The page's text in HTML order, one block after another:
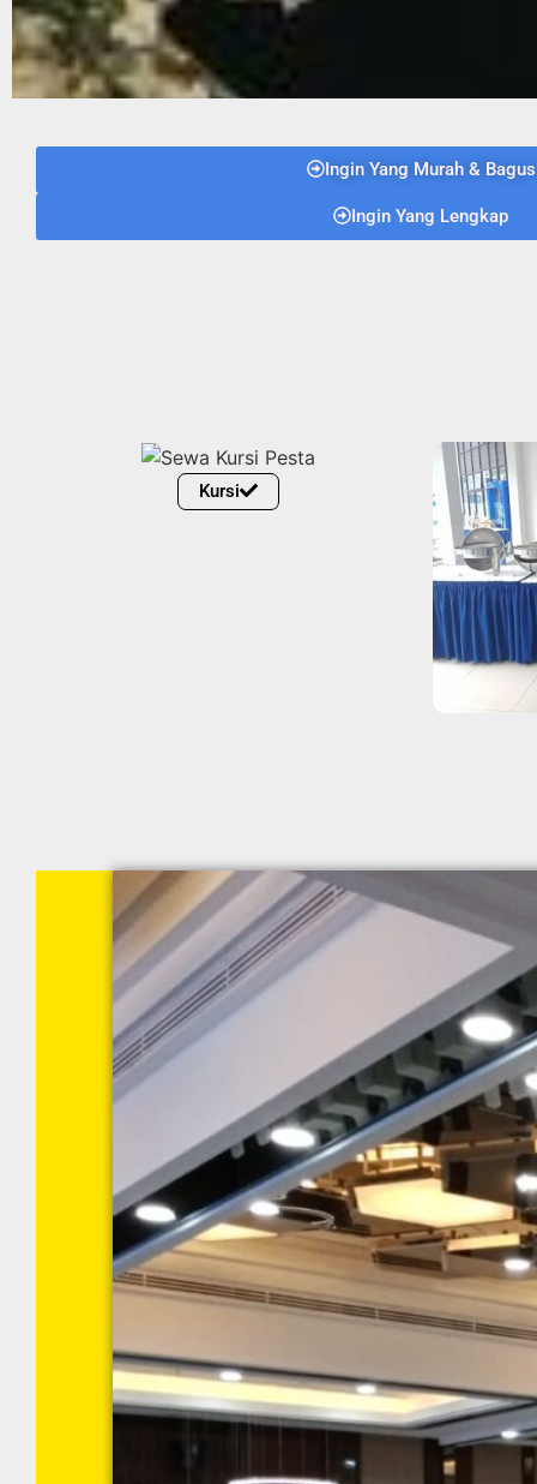
Ingin Yang Murah & Bagus
Ingin Yang Lengkap
Kursi